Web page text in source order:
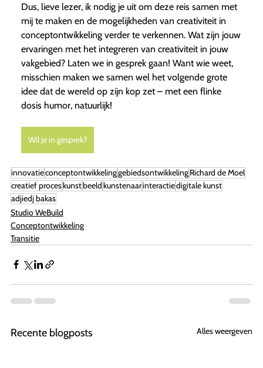
Dus, lieve lezer, ik nodig je uit om deze reis samen met
mij te maken en de mogelijkheden van creativiteit in
conceptontwikkeling verder te verkennen. Wat zijn jouw
ervaringen met het integreren van creativiteit in jouw
vakgebied? Laten we in gesprek gaan! Want wie weet,
misschien maken we samen wel het volgende grote
idee dat de wereld op zijn kop zet – met een flinke
dosis humor, natuurlijk!
Wil je in gesprek?
innovatieconceptontwikkelinggebiedsontwikkelingRichard de Moel
creatief proceskunstbeeldkunstenaarinteractiedigitale kunst
adjiedj bakas
Studio WeBuild
Conceptontwikkeling
Transitie
Recente blogposts Alles weergeven